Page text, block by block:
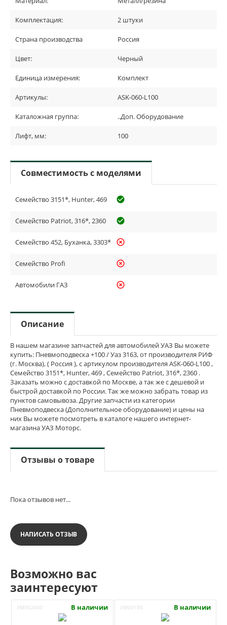
Комплектация: 2 штуки
Страна производства Россия
Цвет: Черный
Единица измерения: Комплект
Артикулы: ASK-060-L100
Каталожная группа: ..Доп. Оборудование
Лифт, мм: 100
Совместимость с моделями
Семейство 3151*, Hunter, 469 check_circle_outline
Семейство Patriot, 316*, 2360 check_circle_outline
Семейство 452, Буханка, 3303* highlight_off
Семейство Profi highlight_off
Автомобили ГАЗ highlight_off
Описание
В нашем магазине запчастей для автомобилей УАЗ Вы можете
купить: Пневмоподвеска +100 / Уаз 3163, от производителя РИФ
(г. Москва), ( Россия ), с артикулом производителя ASK-060-L100 ,
Семейство 3151*, Hunter, 469 , Семейство Patriot, 316*, 2360 .
Заказать можно с доставкой по Москве, а так же с дешевой и
быстрой доставкой по России. Так же можно забрать товар из
пунктов самовывоза. Другие запчасти из категории
Пневмоподвеска (Дополнительное оборудование) и цены на
них Вы можете посмотреть в каталоге нашего интернет-
магазина УАЗ Моторс.
Отзывы о товаре
Пока отзывов нет...
НАПИСАТЬ ОТЗЫВ
Возможно вас
заинтересуют
УМ002040 В наличии УМ00180 В наличии